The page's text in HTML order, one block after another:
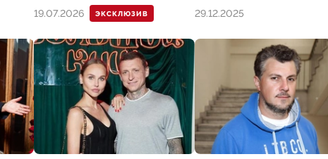
ЭКСКЛЮЗИВ
19.07.2026 29.12.2025